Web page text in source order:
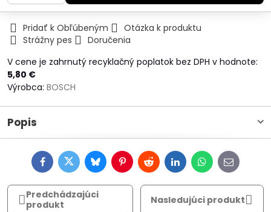
Pridať k Obľúbeným
Otázka k produktu
Strážny pes
Doručenia
V cene je zahrnutý recyklačný poplatok bez DPH v hodnote:
5,80 €
Výrobca: BOSCH
Popis
FacebookTwitterBlueskyPinterestRedditLinkedInWhatsApp
E-
mail
Predchádzajúci
produkt
Nasledujúci produkt